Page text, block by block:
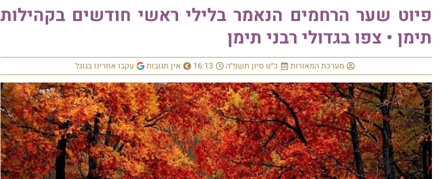
פיוט שער הרחמים הנאמר בלילי ראשי חודשים בקהילות
תימן • צפו בגדולי רבני תימן
מערכת המאורות כ״ט סיון תשפ״ה 16:13 אין תגובות עקבו אחרינו בגוגל